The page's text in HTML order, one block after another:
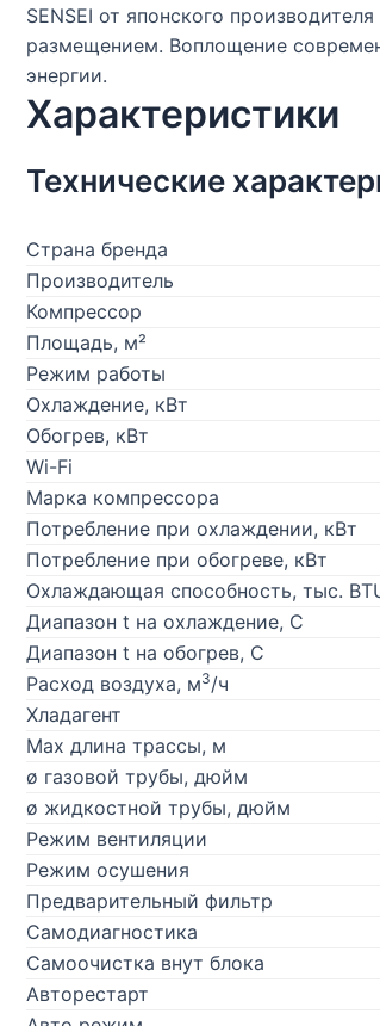
SENSEI от японского
размещением. Воплощение
энергии.
Характеристики
Технические
Страна бренда
Производитель
Компрессор
Площадь, м²
Режим работы
Охлаждение, кВт
Обогрев, кВт
Wi-Fi
Марка компрессора
Потребление при охлаждении, кВт
Потребление при обогреве, кВт
Охлаждающая способность, тыс.
Диапазон t на охлаждение, С
Диапазон t на обогрев, С
Расход воздуха, м3/ч
Хладагент
Max длина трассы, м
ø газовой трубы, дюйм
ø жидкостной трубы, дюйм
Режим вентиляции
Режим осушения
Предварительный фильтр
Самодиагностика
Самоочистка внут блока
Авторестарт